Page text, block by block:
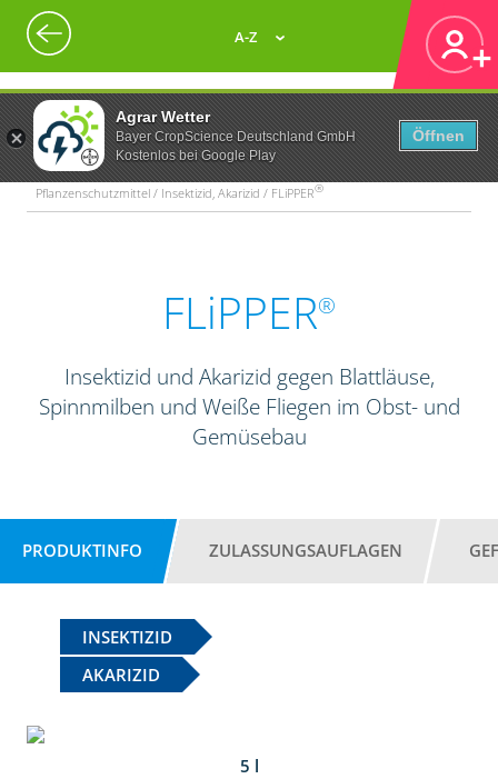
Agrar Wetter
Bayer CropScience Deutschland GmbH
Kostenlos bei Google Play
Öffnen
A-Z
Pflanzenschutzmittel / Insektizid, Akarizid / FLiPPER®
FLiPPER®
Insektizid und Akarizid gegen Blattläuse,
Spinnmilben und Weiße Fliegen im Obst- und
Gemüsebau
PRODUKTINFO ZULASSUNGSAUFLAGEN
INSEKTIZID
AKARIZID
5 l